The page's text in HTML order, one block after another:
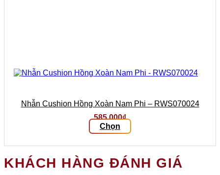
Nhẫn Cushion Hồng Xoàn Nam Phi – RWS070024
585.000₫
Chọn
Sản
có
nhiều
KHÁCH HÀNG ĐÁNH GIÁ